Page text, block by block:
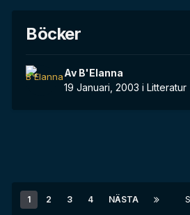
Böcker
Av B'Elanna
19 Januari, 2003 i Litteratur
1 2 3 4 NÄSTA